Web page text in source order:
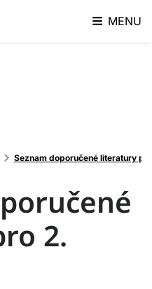
MENU
Seznam doporučené literatury
2.